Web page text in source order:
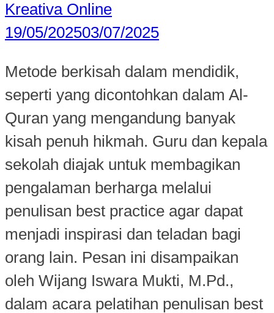
Kreativa Online
19/05/202503/07/2025
Metode berkisah dalam mendidik,
seperti yang dicontohkan dalam Al-
Quran yang mengandung banyak
kisah penuh hikmah. Guru dan kepala
sekolah diajak untuk membagikan
pengalaman berharga melalui
penulisan best practice agar dapat
menjadi inspirasi dan teladan bagi
orang lain. Pesan ini disampaikan
oleh Wijang Iswara Mukti, M.Pd.,
dalam acara pelatihan penulisan best